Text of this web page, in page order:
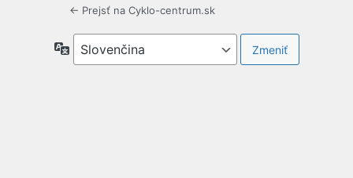
← Prejsť na Cyklo-centrum.sk
Jazyk